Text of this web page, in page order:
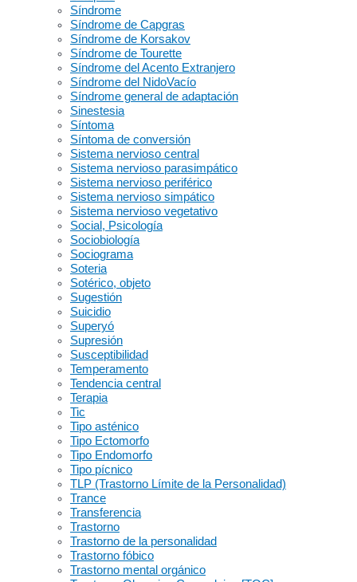
Síndrome
Síndrome de Capgras
Síndrome de Korsakov
Síndrome de Tourette
Síndrome del Acento Extranjero
Síndrome del NidoVacío
Síndrome general de adaptación
Sinestesia
Síntoma
Síntoma de conversión
Sistema nervioso central
Sistema nervioso parasimpático
Sistema nervioso periférico
Sistema nervioso simpático
Sistema nervioso vegetativo
Social, Psicología
Sociobiología
Sociograma
Soteria
Sotérico, objeto
Sugestión
Suicidio
Superyó
Supresión
Susceptibilidad
Temperamento
Tendencia central
Terapia
Tic
Tipo asténico
Tipo Ectomorfo
Tipo Endomorfo
Tipo pícnico
TLP (Trastorno Límite de la Personalidad)
Trance
Transferencia
Trastorno
Trastorno de la personalidad
Trastorno fóbico
Trastorno mental orgánico